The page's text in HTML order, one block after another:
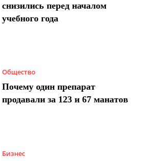
снизились перед началом
учебного года
Общество
Почему один препарат
продавали за 123 и 67 манатов
Бизнес